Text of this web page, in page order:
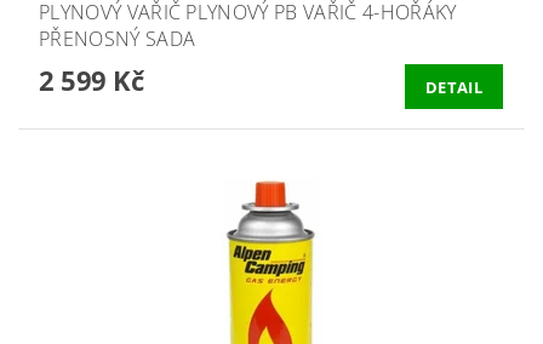
PLYNOVÝ VAŘIČ PLYNOVÝ PB VAŘIČ 4-HOŘÁKY
PŘENOSNÝ SADA
2 599 Kč DETAIL